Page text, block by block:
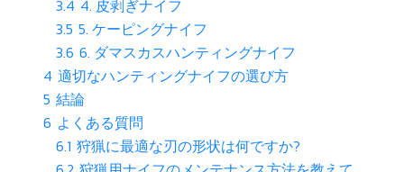
3.4 4. 皮剥ぎナイフ
3.5 5. ケーピングナイフ
3.6 6. ダマスカスハンティングナイフ
4 適切なハンティングナイフの選び方
5 結論
6 よくある質問
6.1 狩猟に最適な刃の形状は何ですか?